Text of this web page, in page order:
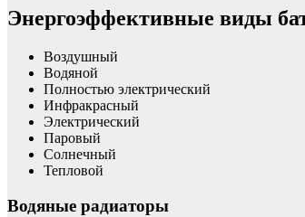
Энергоэффективные виды
Воздушный
Водяной
Полностью электрический
Инфракрасный
Электрический
Паровый
Солнечный
Тепловой
Водяные радиаторы